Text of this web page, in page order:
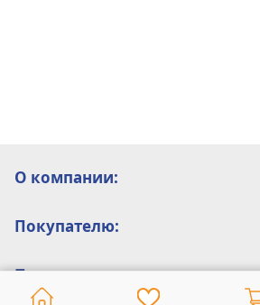
О компании:
Покупателю:
Помощь: